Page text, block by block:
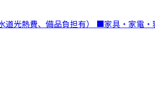
熱費、備品負担有） ■家具・家電・